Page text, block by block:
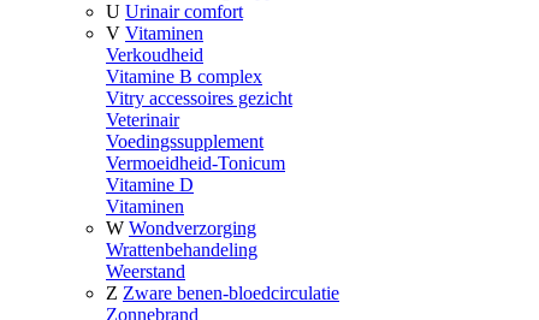
U Urinair comfort
V Vitaminen
Verkoudheid
Vitamine B complex
Vitry accessoires gezicht
Veterinair
Voedingssupplement
Vermoeidheid-Tonicum
Vitamine D
Vitaminen
W Wondverzorging
Wrattenbehandeling
Weerstand
Z Zware benen-bloedcirculatie
Zonnebrand